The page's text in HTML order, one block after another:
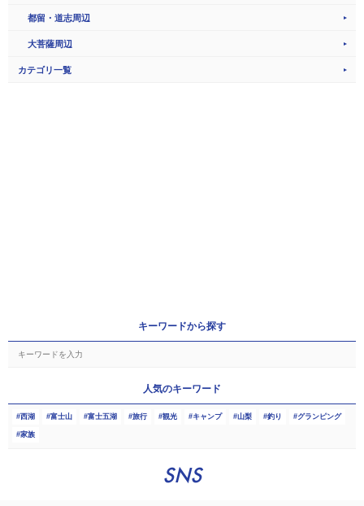
都留・道志周辺
大菩薩周辺
カテゴリ一覧
キーワードから探す
人気のキーワード
西湖 富士山 富士五湖 旅行 観光 キャンプ 山梨 釣り グランピング
家族
SNS